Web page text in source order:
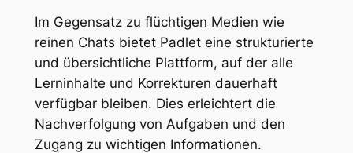
Im Gegensatz zu flüchtigen Medien wie
reinen Chats bietet Padlet eine strukturierte
und übersichtliche Plattform, auf der alle
Lerninhalte und Korrekturen dauerhaft
verfügbar bleiben. Dies erleichtert die
Nachverfolgung von Aufgaben und den
Zugang zu wichtigen Informationen.